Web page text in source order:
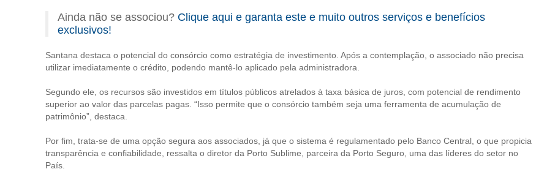
Ainda não se associou? Clique aqui e garanta este e muito outros serviços e benefícios
exclusivos!
Santana destaca o potencial do consórcio como estratégia de investimento. Após a contemplação, o associado não precisa
utilizar imediatamente o crédito, podendo mantê-lo aplicado pela administradora.
Segundo ele, os recursos são investidos em títulos públicos atrelados à taxa básica de juros, com potencial de rendimento
superior ao valor das parcelas pagas. “Isso permite que o consórcio também seja uma ferramenta de acumulação de
patrimônio”, destaca.
Por fim, trata-se de uma opção segura aos associados, já que o sistema é regulamentado pelo Banco Central, o que propicia
transparência e confiabilidade, ressalta o diretor da Porto Sublime, parceira da Porto Seguro, uma das líderes do setor no
País.